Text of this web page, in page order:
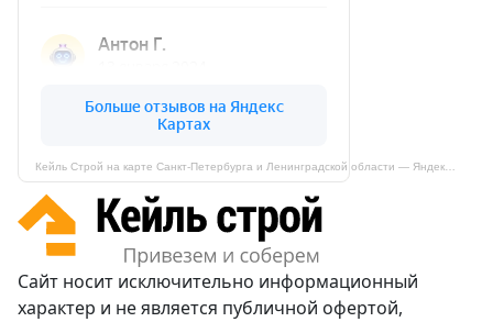
Сайт носит исключительно информационный
характер и не является публичной офертой,